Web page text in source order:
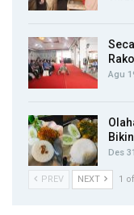
Agu
Des
PREV NEXT 1